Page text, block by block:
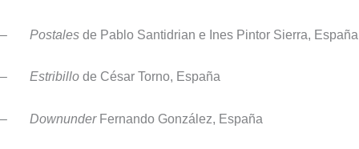
– Postales de Pablo Santidrian e Ines Pintor Sierra, España
– Estribillo de César Torno, España
– Downunder Fernando González, España